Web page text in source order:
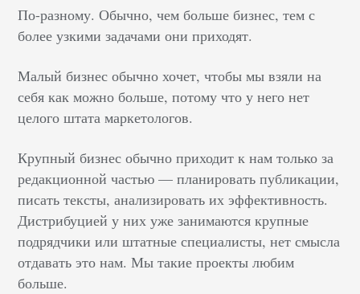
По-разному. Обычно, чем больше бизнес, тем с
более узкими задачами они приходят.
Малый бизнес обычно хочет, чтобы мы взяли на
себя как можно больше, потому что у него нет
целого штата маркетологов.
Крупный бизнес обычно приходит к нам только за
редакционной частью — планировать публикации,
писать тексты, анализировать их эффективность.
Дистрибуцией у них уже занимаются крупные
подрядчики или штатные специалисты, нет смысла
отдавать это нам. Мы такие проекты любим
больше.